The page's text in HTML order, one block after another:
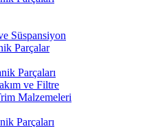
Süspansiyon
Parçalar
Parçaları
ve Filtre
Malzemeleri
Parçaları